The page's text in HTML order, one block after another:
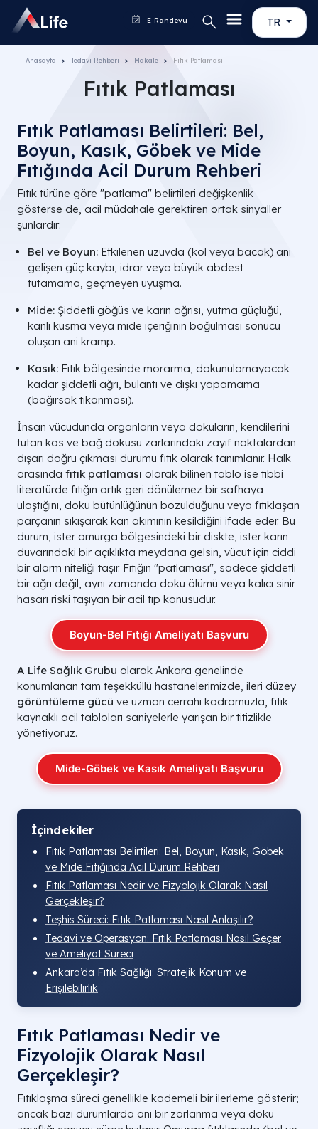
TR
E-Randevu
Anasayfa Tedavi Rehberi Makale Fıtık Patlaması
Fıtık Patlaması
Fıtık Patlaması Belirtileri: Bel,
Boyun, Kasık, Göbek ve Mide
Fıtığında Acil Durum Rehberi
Fıtık türüne göre "patlama" belirtileri değişkenlik
gösterse de, acil müdahale gerektiren ortak sinyaller
şunlardır:
Bel ve Boyun: Etkilenen uzuvda (kol veya bacak) ani
gelişen güç kaybı, idrar veya büyük abdest
tutamama, geçmeyen uyuşma.
Mide: Şiddetli göğüs ve karın ağrısı, yutma güçlüğü,
kanlı kusma veya mide içeriğinin boğulması sonucu
oluşan ani kramp.
Kasık: Fıtık bölgesinde morarma, dokunulamayacak
kadar şiddetli ağrı, bulantı ve dışkı yapamama
(bağırsak tıkanması).
İnsan vücudunda organların veya dokuların, kendilerini
tutan kas ve bağ dokusu zarlarındaki zayıf noktalardan
dışarı doğru çıkması durumu fıtık olarak tanımlanır. Halk
arasında fıtık patlaması olarak bilinen tablo ise tıbbi
literatürde fıtığın artık geri dönülemez bir safhaya
ulaştığını, doku bütünlüğünün bozulduğunu veya fıtıklaşan
parçanın sıkışarak kan akımının kesildiğini ifade eder. Bu
durum, ister omurga bölgesindeki bir diskte, ister karın
duvarındaki bir açıklıkta meydana gelsin, vücut için ciddi
bir alarm niteliği taşır. Fıtığın "patlaması", sadece şiddetli
bir ağrı değil, aynı zamanda doku ölümü veya kalıcı sinir
hasarı riski taşıyan bir acil tıp konusudur.
Boyun-Bel Fıtığı Ameliyatı Başvuru
A Life Sağlık Grubu olarak Ankara genelinde
konumlanan tam teşekküllü hastanelerimizde, ileri düzey
görüntüleme gücü ve uzman cerrahi kadromuzla, fıtık
kaynaklı acil tabloları saniyelerle yarışan bir titizlikle
yönetiyoruz.
Mide-Göbek ve Kasık Ameliyatı Başvuru
İçindekiler
Fıtık Patlaması Belirtileri: Bel, Boyun, Kasık, Göbek
ve Mide Fıtığında Acil Durum Rehberi
Fıtık Patlaması Nedir ve Fizyolojik Olarak Nasıl
Gerçekleşir?
Teşhis Süreci: Fıtık Patlaması Nasıl Anlaşılır?
Tedavi ve Operasyon: Fıtık Patlaması Nasıl Geçer
ve Ameliyat Süreci
Ankara’da Fıtık Sağlığı: Stratejik Konum ve
Erişilebilirlik
Fıtık Patlaması Nedir ve
Fizyolojik Olarak Nasıl
Gerçekleşir?
Fıtıklaşma süreci genellikle kademeli bir ilerleme gösterir;
ancak bazı durumlarda ani bir zorlanma veya doku